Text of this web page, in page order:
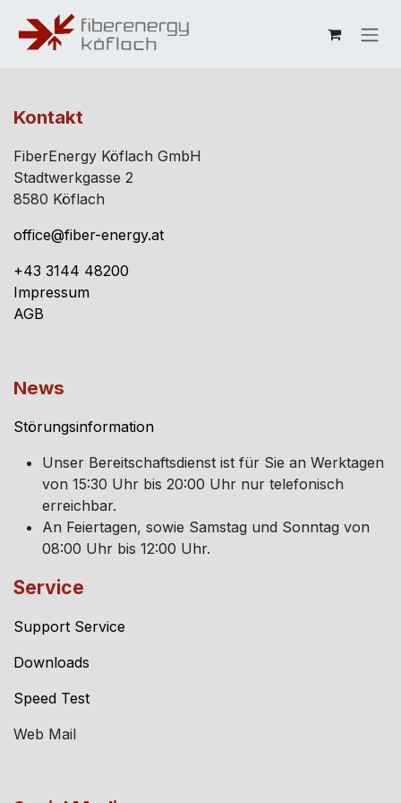
Zum Inhalt springen
Kontakt
FiberEnergy Köflach GmbH
Stadtwerkgasse 2
8580 Köflach
office@fiber-energy.at
+43 3144 48200
Impressum
AGB
News
Störungsinformation
Unser Bereitschaftsdienst ist für Sie an Werktagen
von 15:30 Uhr bis 20:00 Uhr nur telefonisch
erreichbar.
An Feiertagen, sowie Samstag und Sonntag von
08:00 Uhr bis 12:00 Uhr.
Service
Support Service
Downloads
Speed Test
Web Mail